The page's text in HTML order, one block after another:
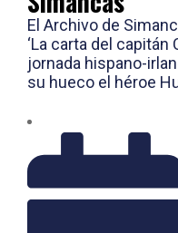
El Archivo de
‘La carta del capitán
jornada hispano-
su hueco el héroe